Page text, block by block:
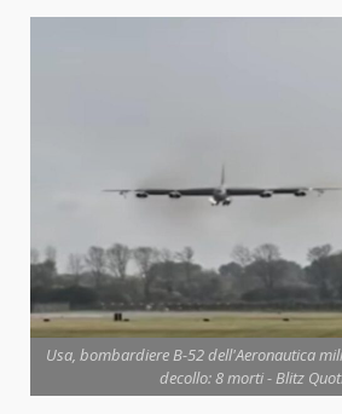
Usa, bombardiere B-52 dell'Aeronautica
decollo: 8 morti - Blitz